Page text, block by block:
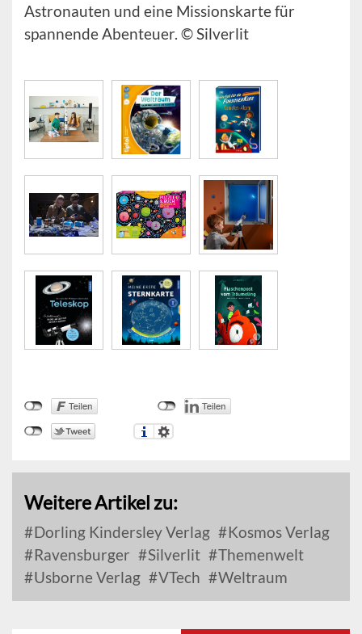
Astronauten und eine Missionskarte für
spannende Abenteuer. © Silverlit
Weitere Artikel zu:
Dorling Kindersley Verlag
Kosmos Verlag
Ravensburger
Silverlit
Themenwelt
Usborne Verlag
VTech Weltraum